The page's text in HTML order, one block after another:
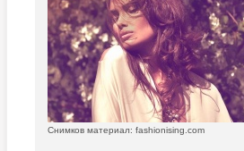
Снимков материал: fashionising.com